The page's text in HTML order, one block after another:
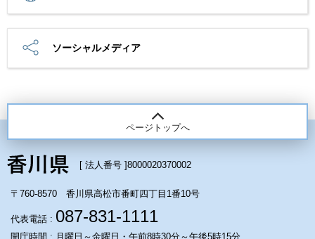
ソーシャルメディア
ページトップへ
[ 法人番号 ]8000020370002
〒760-8570 香川県高松市番町四丁目1番10号
代表電話 : 087-831-1111
開庁時間 : 月曜日～金曜日・午前8時30分～午後5時15分